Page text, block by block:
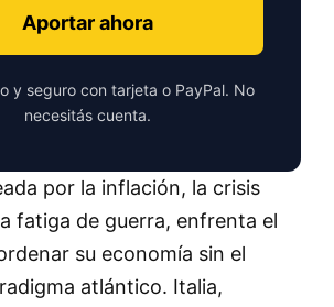
Aportar ahora
y seguro con tarjeta o PayPal. No
necesitás cuenta.
por la inflación, la crisis
fatiga de guerra, enfrenta el
su economía sin el
atlántico. Italia,